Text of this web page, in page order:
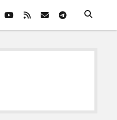
youtube
rss emailtelegram